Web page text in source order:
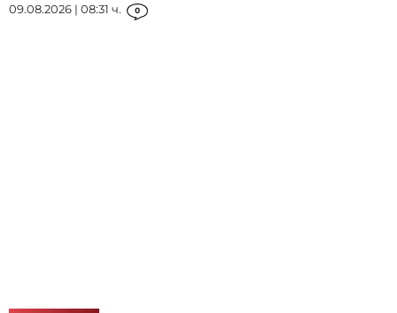
09.08.2026 | 08:31 ч. 0